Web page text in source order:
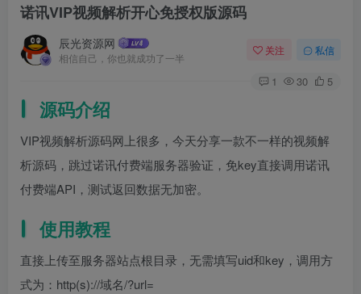
诺讯VIP视频解析开心免授权版源码
辰光资源网
相信自己，你也就成功了一半
关注 私信
1 30 5
源码介绍
VIP视频解析源码网上很多，今天分享一款不一样的视频解
析源码，跳过诺讯付费端服务器验证，免key直接调用诺讯
付费端API，测试返回数据无加密。
使用教程
直接上传至服务器站点根目录，无需填写uid和key，调用方
式为：http(s)://域名/?url=